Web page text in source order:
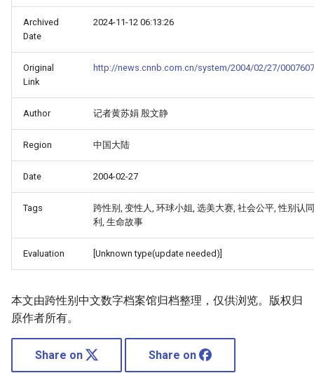
Archived
Date
2024-11-12 06:13:26
Original
Link
http://news.cnnb.com.cn/system/2004/02/27/
Author 记者黄苏娟 殷文静
Region 中国大陆
Date 2004-02-27
Tags
跨性别, 变性人, 环球小姐, 选美大赛, 社会公平, 性别认
利, 生命故事
Evaluation [Unknown type(update needed)]
本文由跨性别中文数字档案馆归档整理，仅供浏览。版权归
原作者所有。
Share on Share on